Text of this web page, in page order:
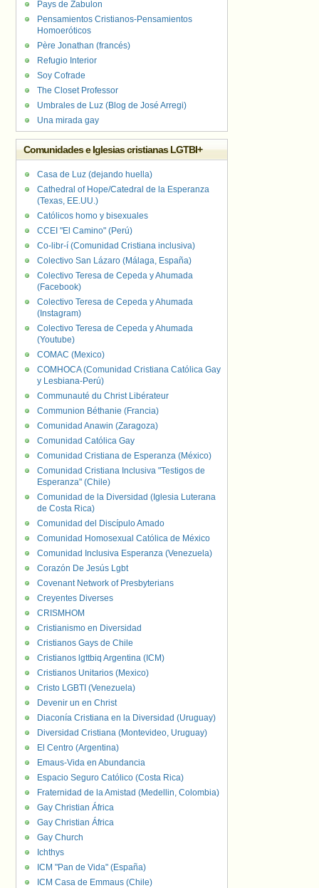
Pays de Zabulon
Pensamientos Cristianos-Pensamientos
Homoeróticos
Père Jonathan (francés)
Refugio Interior
Soy Cofrade
The Closet Professor
Umbrales de Luz (Blog de José Arregi)
Una mirada gay
Comunidades e Iglesias cristianas LGTBI+
Casa de Luz (dejando huella)
Cathedral of Hope/Catedral de la Esperanza
(Texas, EE.UU.)
Católicos homo y bisexuales
CCEI "El Camino" (Perú)
Co-libr-í (Comunidad Cristiana inclusiva)
Colectivo San Lázaro (Málaga, España)
Colectivo Teresa de Cepeda y Ahumada
(Facebook)
Colectivo Teresa de Cepeda y Ahumada
(Instagram)
Colectivo Teresa de Cepeda y Ahumada
(Youtube)
COMAC (Mexico)
COMHOCA (Comunidad Cristiana Católica Gay
y Lesbiana-Perú)
Communauté du Christ Libérateur
Communion Béthanie (Francia)
Comunidad Anawin (Zaragoza)
Comunidad Católica Gay
Comunidad Cristiana de Esperanza (México)
Comunidad Cristiana Inclusiva "Testigos de
Esperanza" (Chile)
Comunidad de la Diversidad (Iglesia Luterana
de Costa Rica)
Comunidad del Discípulo Amado
Comunidad Homosexual Católica de México
Comunidad Inclusiva Esperanza (Venezuela)
Corazón De Jesús Lgbt
Covenant Network of Presbyterians
Creyentes Diverses
CRISMHOM
Cristianismo en Diversidad
Cristianos Gays de Chile
Cristianos lgttbiq Argentina (ICM)
Cristianos Unitarios (Mexico)
Cristo LGBTI (Venezuela)
Devenir un en Christ
Diaconía Cristiana en la Diversidad (Uruguay)
Diversidad Cristiana (Montevideo, Uruguay)
El Centro (Argentina)
Emaus-Vida en Abundancia
Espacio Seguro Católico (Costa Rica)
Fraternidad de la Amistad (Medellin, Colombia)
Gay Christian África
Gay Christian África
Gay Church
Ichthys
ICM "Pan de Vida" (España)
ICM Casa de Emmaus (Chile)